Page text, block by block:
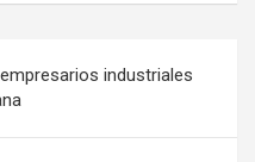
industriales